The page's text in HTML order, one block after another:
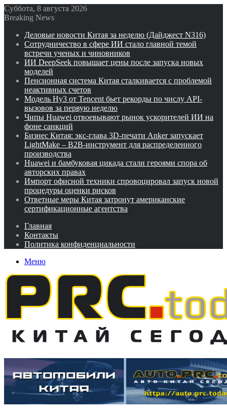
Суббота, 8 августа 2026
Breaking News
Деловые новости Китая за неделю (Дайджест N316)
Сотрудничество в сфере ИИ стало главной темой
встречи ученых и чиновников
ИИ DeepSeek повышает цены после запуска новых
моделей
Пенсионная система Китая сталкивается с проблемой
неактивных счетов
Модель Hy3 от Tencent бьет рекорды по числу API-
вызовов за первую неделю
Чипы Huawei отвоевывают рынок ускорителей ИИ на
фоне санкций
Бизнес Китая: экс-глава 3D-печати Anker запускает
LightMake – B2B-инструмент для распределенного
производства
Huawei и бамбуковая цикада стали героями спора об
авторских правах
Импорт офисной техники спровоцировал запуск новой
процедуры оценки рисков
Ответные меры Китая затронут американские
сертификационные агентства
Главная
Контакты
Политика конфиденциальности
Меню